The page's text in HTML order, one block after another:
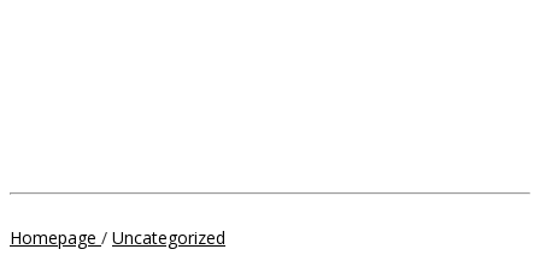
Homepage / Uncategorized